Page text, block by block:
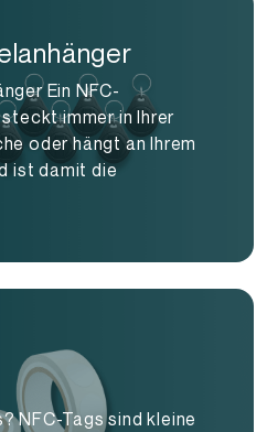
Ein NFC-
immer in Ihrer
oder hängt an Ihrem
ist damit die
NFC-Tags sind kleine